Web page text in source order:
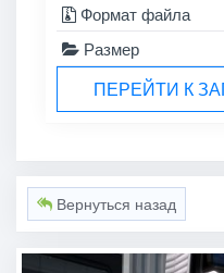
Формат файла
Размер
ПЕРЕЙТИ К
Вернуться назад